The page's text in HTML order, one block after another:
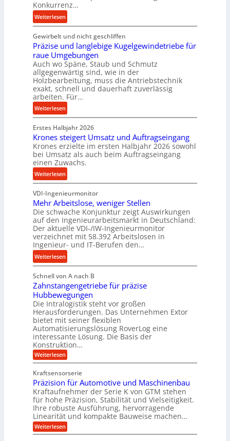
f
o
r
m
a
n
c
e
b
e
i
m
D
r
ü
c
k
p
r
o
z
e
s
s
Konkurrenz…
Weiterlesen:
K
u
g
e
l
g
e
w
i
n
e
t
r
i
b
u
n
d
H
y
d
r
a
l
i
k
i
m
V
e
r
g
e
c
h
Gewirbelt und nicht geschliffen
Präzise und langlebige Kugelgewindetriebe für
raue Umgebungen
Auch wo Späne, Staub und Schmutz
allgegenwärtig sind, wie in der
Holzbearbeitung, muss die Antriebstechnik
exakt, schnell und dauerhaft zuverlässig
arbeiten. Für…
Weiterlesen:
P
r
ä
z
i
s
e
u
n
d
l
a
n
g
e
b
i
g
e
K
u
g
e
l
g
e
w
i
n
d
e
t
Erstes Halbjahr 2026
Krones steigert Umsatz und Auftragseingang
Krones erzielte im ersten Halbjahr 2026 sowohl
bei Umsatz als auch beim Auftragseingang
einen Zuwachs.
Weiterlesen:
K
r
o
n
e
s
s
t
e
g
e
r
t
U
m
s
a
t
u
n
d
A
u
f
t
VDI-Ingenieurmonitor
Mehr Arbeitslose, weniger Stellen
Die schwache Konjunktur zeigt Auswirkungen
auf den Ingenieurarbeitsmarkt in Deutschland:
Der aktuelle VDI-/IW-Ingenieurmonitor
verzeichnet mit 58.392 Arbeitslosen in
Ingenieur- und IT-Berufen den…
Weiterlesen:
M
e
h
r
A
r
b
e
i
t
s
l
o
s
e
,
w
e
Schnell von A nach B
Zahnstangengetriebe für präzise
Hubbewegungen
Die Intralogistik steht vor großen
Herausforderungen. Das Unternehmen Extor
bietet mit seiner flexiblen
Automatisierungslösung RoverLog eine
interessante Lösung. Die Basis der
Konstruktion…
Weiterlesen:
Z
h
n
s
t
a
n
g
e
n
Kraftsensorserie
Präzision für Automotive und Maschinenbau
Kraftaufnehmer der Serie K von GTM stehen
für hohe Präzision, Stabilität und Vielseitigkeit.
Ihre robuste Ausführung, hervorragende
Linearität und kompakte Bauweise machen…
Weiterlesen:
P